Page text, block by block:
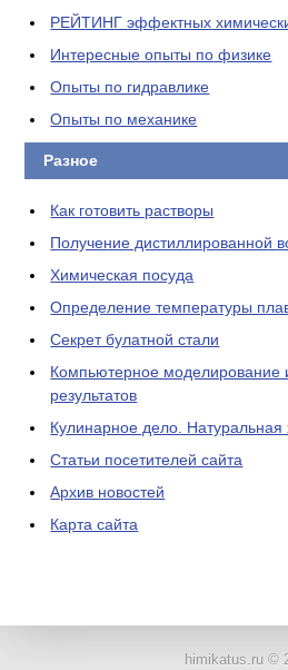
РЕЙТИНГ эффектных
Интересные опыты по физике
Опыты по гидравлике
Опыты по механике
Разное
Как готовить растворы
Получение дистиллированной
Химическая посуда
Определение температуры
Секрет булатной стали
Компьютерное моделирование
результатов
Кулинарное дело. Натуральная
Статьи посетителей сайта
Архив новостей
Карта сайта
himikatus.ru ©